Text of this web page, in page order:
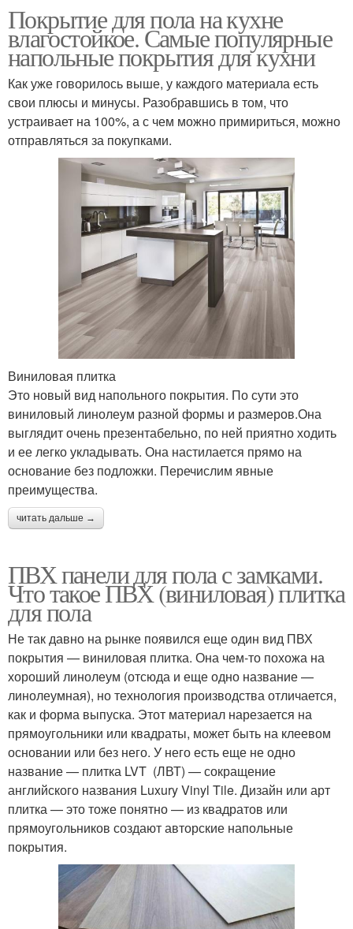
Покрытие для пола на кухне
влагостойкое. Самые популярные
напольные покрытия для кухни
Как уже говорилось выше, у каждого материала есть
свои плюсы и минусы. Разобравшись в том, что
устраивает на 100%, а с чем можно примириться, можно
отправляться за покупками.
Виниловая плитка
Это новый вид напольного покрытия. По сути это
виниловый линолеум разной формы и размеров.Она
выглядит очень презентабельно, по ней приятно ходить
и ее легко укладывать. Она настилается прямо на
основание без подложки. Перечислим явные
преимущества.
читать дальше →
ПВХ панели для пола с замками.
Что такое ПВХ (виниловая) плитка
для пола
Не так давно на рынке появился еще один вид ПВХ
покрытия — виниловая плитка. Она чем-то похожа на
хороший линолеум (отсюда и еще одно название —
линолеумная), но технология производства отличается,
как и форма выпуска. Этот материал нарезается на
прямоугольники или квадраты, может быть на клеевом
основании или без него. У него есть еще не одно
название — плитка LVT (ЛВТ) — сокращение
английского названия Luxury Vinyl Tile. Дизайн или арт
плитка — это тоже понятно — из квадратов или
прямоугольников создают авторские напольные
покрытия.